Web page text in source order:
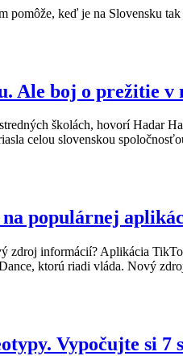
keď je na Slovensku
Ale boj o prežitie v
školách, hovorí Hadar
celou slovenskou
populárnej
zdroj informácií? Aplikácia
ktorú riadi vláda. Nový
Vypočujte si 7